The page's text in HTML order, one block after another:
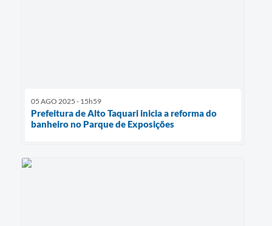
05 AGO 2025 - 15h59
Prefeitura de Alto Taquari inicia a reforma do
banheiro no Parque de Exposições